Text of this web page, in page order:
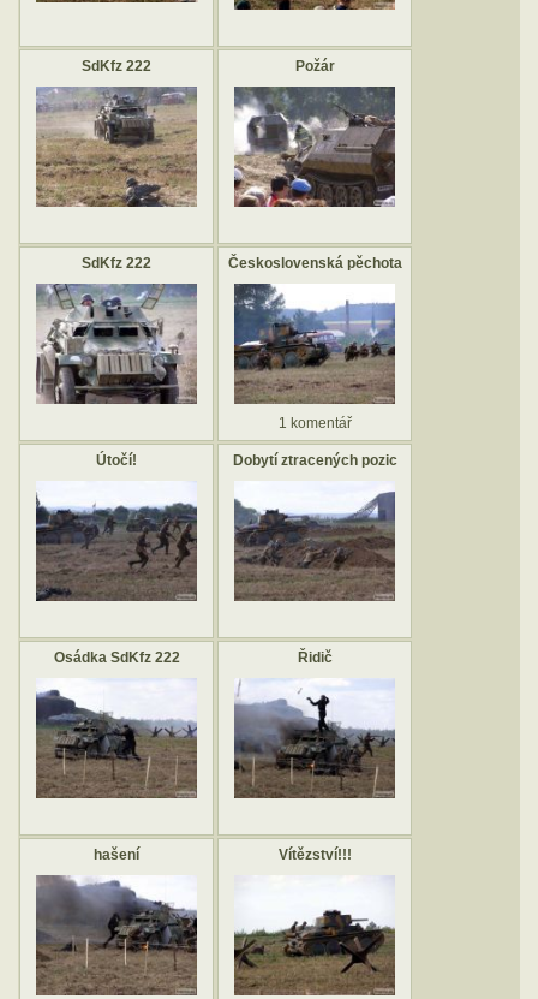
SdKfz 222 Požár
SdKfz 222 Československá pěchota
1 komentář
Útočí! Dobytí ztracených pozic
Osádka SdKfz 222 Řidič
hašení Vítězství!!!